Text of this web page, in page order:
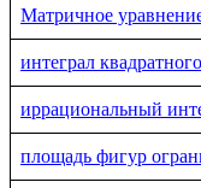
Матричное
интеграл
иррациональный
площадь фигур